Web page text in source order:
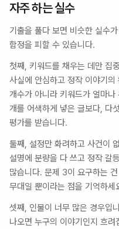
자주 하는 실수
기출을 풀다 보면 비슷한 실수
함정을 피할 수 있습니다.
첫째, 키워드를 채우는 데만 집
사실에 안심하고 정작 이야기
개수가 아니라 키워드가 얼마
개를 어색하게 넣은 글보다, 다
평가를 받습니다.
둘째, 설정만 화려하고 사건이
설명에 분량을 다 쓰고 정작 갈
많습니다. 문제 3이 요구하는
무대일 뿐이라는 점을 기억하세
셋째, 인물이 너무 많은 경우입
나오면 누구의 이야기인지 흐